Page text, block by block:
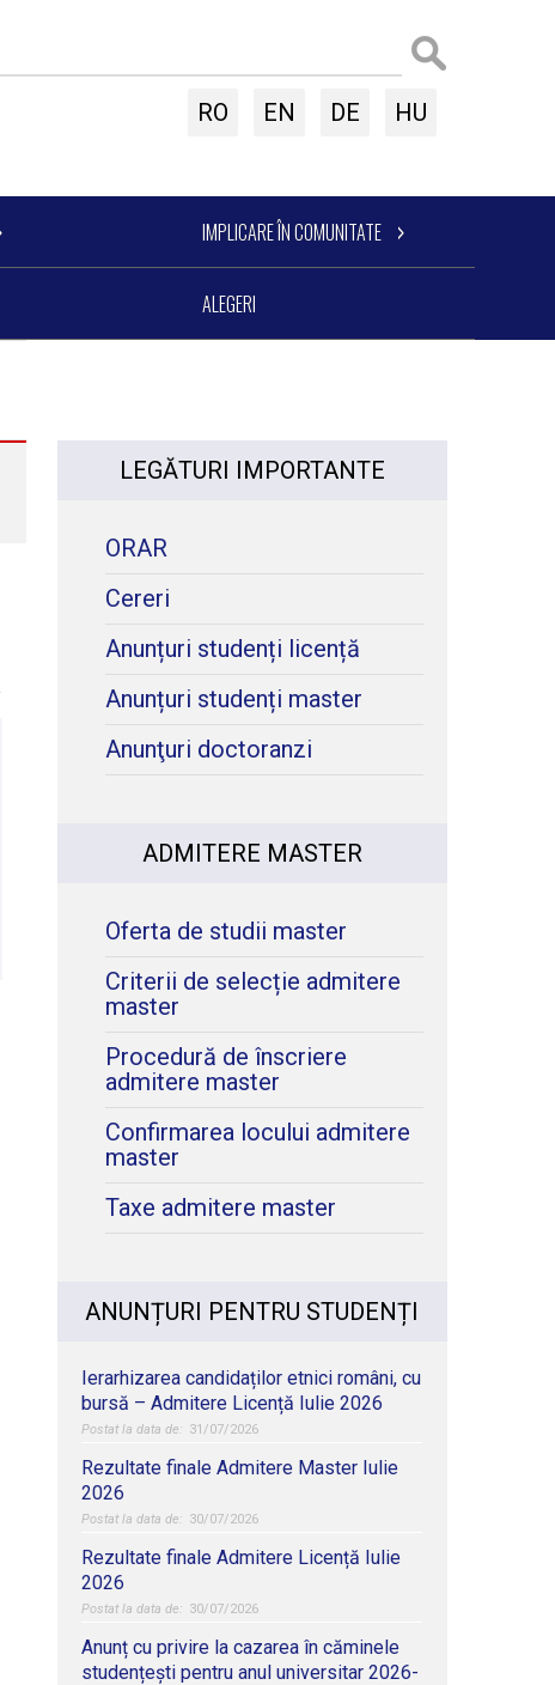
RO EN DE HU
IMPLICARE ÎN COMUNITATE
ALEGERI
LEGĂTURI IMPORTANTE
ORAR
Cereri
Anunțuri studenți licență
Anunțuri studenți master
Anunţuri doctoranzi
ADMITERE MASTER
Oferta de studii master
Criterii de selecție admitere
master
Procedură de înscriere
admitere master
Confirmarea locului admitere
master
Taxe admitere master
ANUNȚURI PENTRU STUDENȚI
Ierarhizarea candidaților etnici români, cu
bursă – Admitere Licență Iulie 2026
31/07/2026
Rezultate finale Admitere Master Iulie
2026
30/07/2026
Rezultate finale Admitere Licență Iulie
2026
30/07/2026
Anunț cu privire la cazarea în căminele
studențești pentru anul universitar 2026-